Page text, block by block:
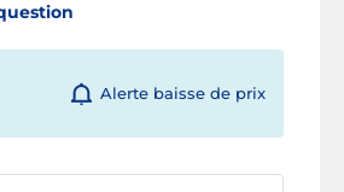
Alerte baisse de prix